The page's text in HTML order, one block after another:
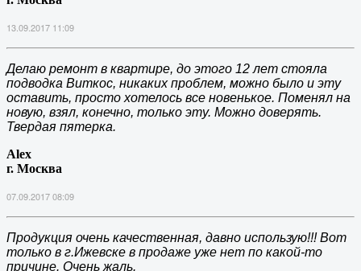
13.09.2017 11:09
Делаю ремонт в квартире, до этого 12 лет стояла
подводка Виткос, никаких проблем, можно было и эту
оставить, просто хотелось все новенькое. Поменял на
новую, взял, конечно, только эту. Можно доверять.
Твердая пятерка.
Alex
г. Москва
07.09.2017 08:09
Продукция очень качественная, давно использую!!! Вот
только в г.Ижевске в продаже уже нет по какой-то
причине. Очень жаль.